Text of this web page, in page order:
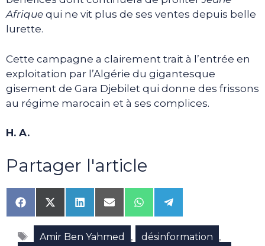
Afrique qui ne vit plus de ses ventes depuis belle
lurette.
Cette campagne a clairement trait à l’entrée en
exploitation par l’Algérie du gigantesque
gisement de Gara Djebilet qui donne des frissons
au régime marocain et à ses complices.
H. A.
Partager l'article
Share
on
Facebook
Share
on
X
(Twitter)
Share
on
LinkedIn
Share
on
Email
Share
on
WhatsApp
Share
on
Telegram
Étiquettes
Amir Ben Yahmed , désinformation ,